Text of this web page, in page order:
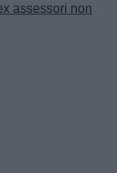
assessori non